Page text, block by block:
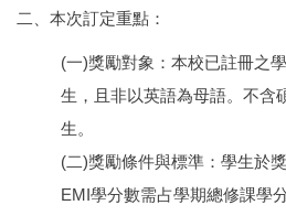
二、本次訂定重點：
(一)獎勵對象：本校已註冊之
生，且非以英語為母語。不含
生。
(二)獎勵條件與標準：學生於
EMI學分數需占學期總修課學